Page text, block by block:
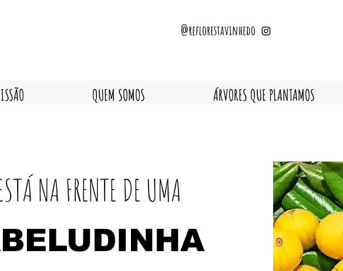
@reflorestavinhedo
QUEM SOMOS ÁRVORES QUE PLANTAMOS
NA FRENTE DE UMA